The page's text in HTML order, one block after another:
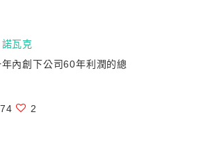
瓦克
內創下公司60年利潤的總
2